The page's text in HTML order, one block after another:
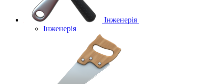
Інженерія
Інженерія